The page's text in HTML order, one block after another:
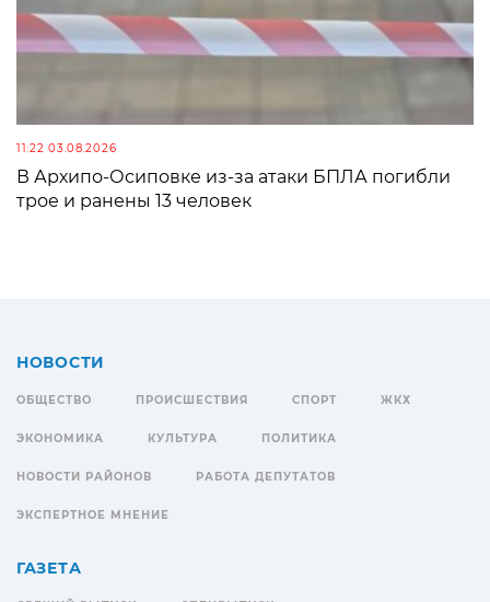
11:22 03.08.2026
В Архипо-Осиповке из-за атаки БПЛА погибли
трое и ранены 13 человек
НОВОСТИ
ОБЩЕСТВО ПРОИСШЕСТВИЯ СПОРТ ЖКХ
ЭКОНОМИКА КУЛЬТУРА ПОЛИТИКА
НОВОСТИ РАЙОНОВ РАБОТА ДЕПУТАТОВ
ЭКСПЕРТНОЕ МНЕНИЕ
ГАЗЕТА